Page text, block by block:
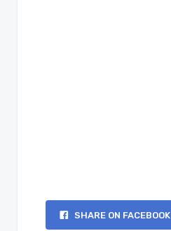
SHARE ON FACEBOOK